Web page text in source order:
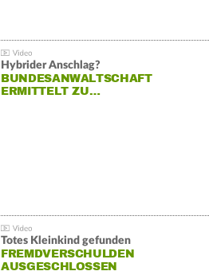
Hybrider Anschlag?
BUNDESANWALTSCHAFT
ERMITTELT ZU…
Totes Kleinkind gefunden
FREMDVERSCHULDEN
AUSGESCHLOSSEN